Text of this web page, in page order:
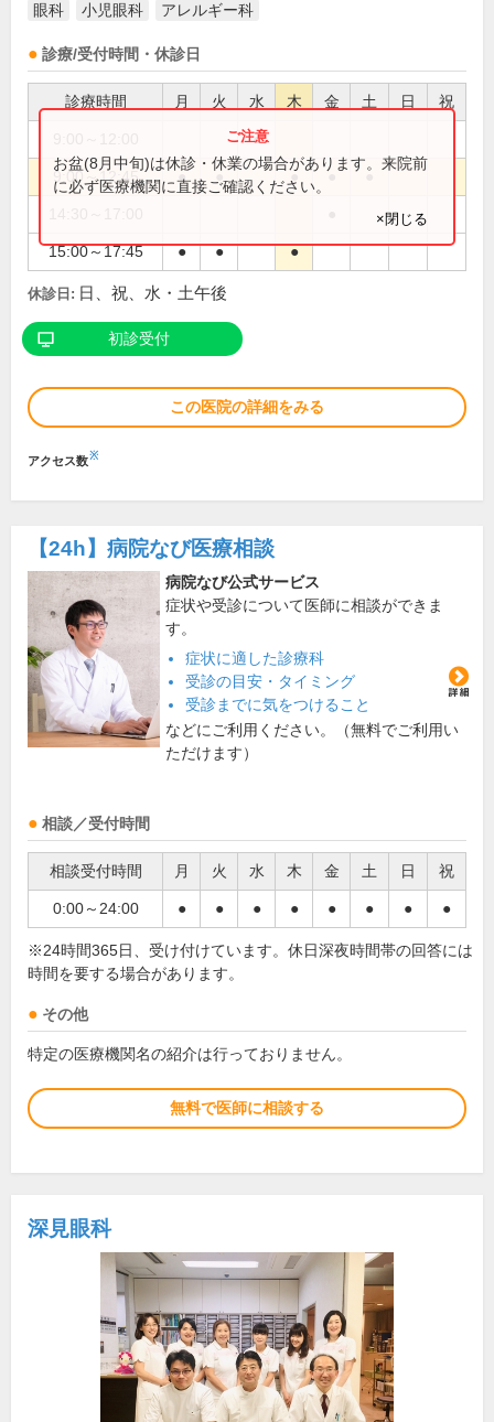
眼科 小児眼科 アレルギー科
診療/受付時間・休診日
診療時間 月 火 水 木 金 土 日 祝
●
9:00～12:45 ● ● ● ● ●
15:00～17:45 ● ● ●
お盆(8月中旬)は休診・休業の場合があります。来院前
に必ず医療機関に直接ご確認ください。
×閉じる
休診日: 日、祝、水・土午後
初診受付
この医院の詳細をみる
アクセス数※
【24h】 病院なび医療相談
病院なび公式サービス
症状や受診について医師に相談ができま
す。
症状に適した診療科
受診の目安・タイミング
受診までに気をつけること
などにご利用ください。（無料でご利用い
ただけます）
相談／受付時間
相談受付時間 月 火 水 木 金 土 日 祝
0:00～24:00 ● ● ● ● ● ● ● ●
※24時間365日、受け付けています。休日深夜時間帯の回答には
時間を要する場合があります。
その他
特定の医療機関名の紹介は行っておりません。
無料で医師に相談する
深見眼科